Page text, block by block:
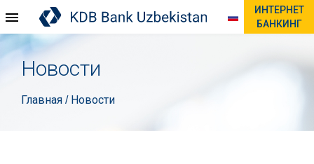
ИНТЕРНЕТ
БАНКИНГ
Новости
Главная / Новости